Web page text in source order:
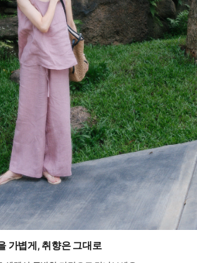
가볍게, 취향은 그대로